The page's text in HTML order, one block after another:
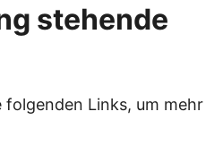
stehende
folgenden Links, um mehr